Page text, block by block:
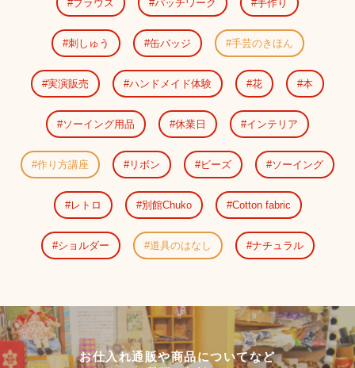
ブラウス パッチワーク 手作り
刺しゅう 缶バッジ 手芸のきほん
実演販売 ハンドメイド体験 花 本
ソーイング用品 休業日 インテリア
作り方講座 リボン ビーズ ソーイング
レトロ 別館Chuko Cotton fabric
ショルダー 道具のはなし ナチュラル
お仕入れ通販や商品についてなど